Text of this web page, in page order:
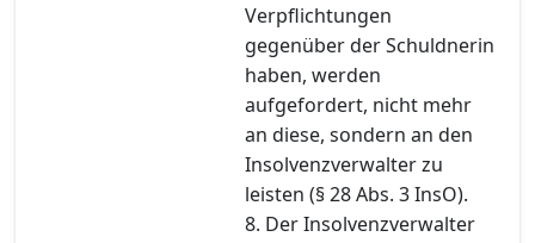
Verpflichtungen
gegenüber der Schuldnerin
haben, werden
aufgefordert, nicht mehr
an diese, sondern an den
Insolvenzverwalter zu
leisten (§ 28 Abs. 3 InsO).
8. Der Insolvenzverwalter